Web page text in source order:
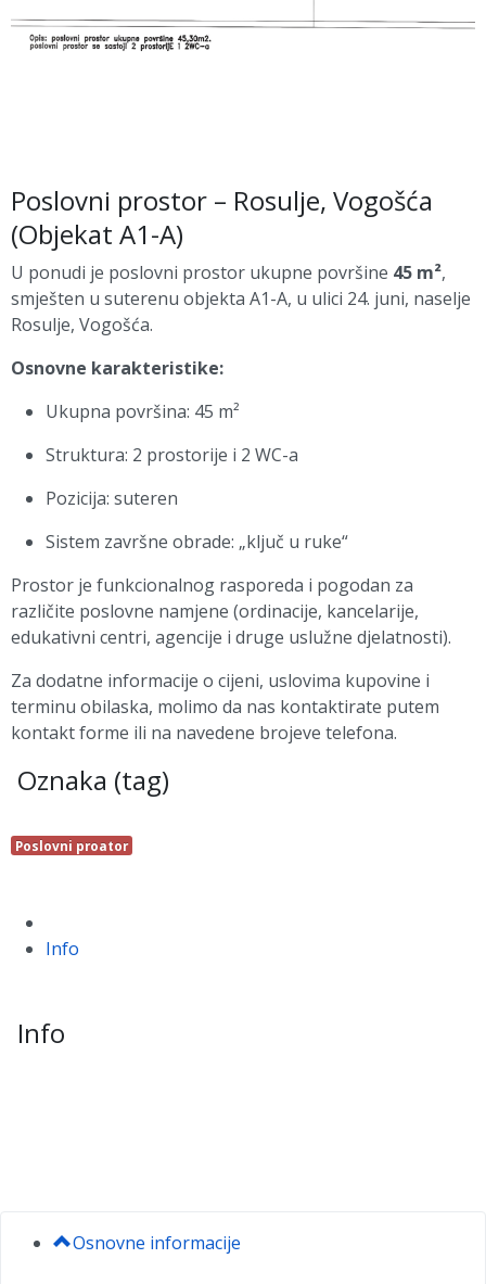
Poslovni prostor – Rosulje, Vogošća
(Objekat A1-A)
U ponudi je poslovni prostor ukupne površine 45 m²,
smješten u suterenu objekta A1-A, u ulici 24. juni, naselje
Rosulje, Vogošća.
Osnovne karakteristike:
Ukupna površina: 45 m²
Struktura: 2 prostorije i 2 WC-a
Pozicija: suteren
Sistem završne obrade: „ključ u ruke“
Prostor je funkcionalnog rasporeda i pogodan za
različite poslovne namjene (ordinacije, kancelarije,
edukativni centri, agencije i druge uslužne djelatnosti).
Za dodatne informacije o cijeni, uslovima kupovine i
terminu obilaska, molimo da nas kontaktirate putem
kontakt forme ili na navedene brojeve telefona.
Oznaka (tag)
Poslovni proator
Info
Info
Osnovne informacije